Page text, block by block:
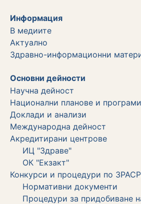
Информация
В медиите
Актуално
Здравно-информационни
Основни дейности
Научна дейност
Национални планове и програми
Доклади и анализи
Международна дейност
Акредитирани центрове
ИЦ "Здраве"
ОК "Екзакт"
Конкурси и процедури по
Нормативни документи
Процедури за придобиване